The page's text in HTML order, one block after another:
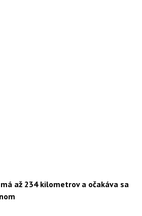
až 234 kilometrov a očakáva sa